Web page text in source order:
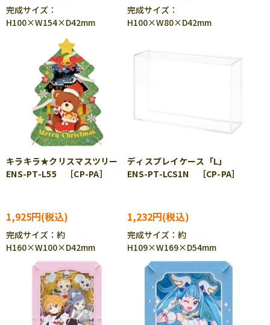
完成サイズ：
H100×W154×D42mm
完成サイズ：
H100×W80×D42mm
キラキラ★クリスマスツリー
ENS-PT-L55 ［CP-PA］
1,925円
完成サイズ：約
H160×W100×D42mm
ディスプレイケース「L」
ENS-PT-LCS1N ［CP-PA］
1,232円
完成サイズ：約
H109×W169×D54mm